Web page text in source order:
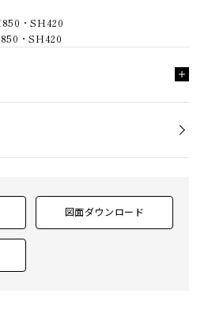
・SH420
・SH420
色）、マホガニー突板
全13色）、マホガニー突板
コート
プ
図面ダウンロード